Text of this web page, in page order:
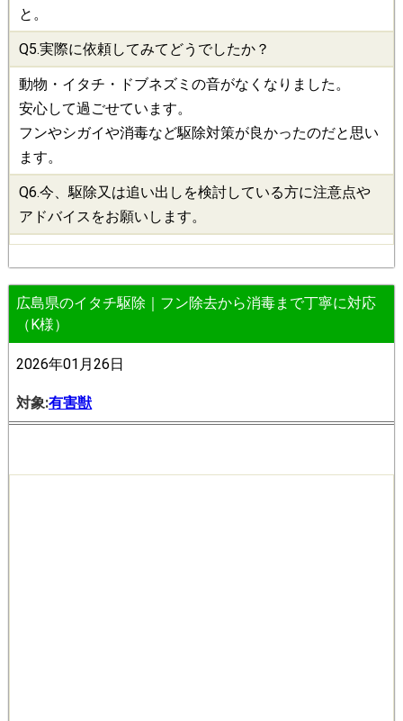
と。
Q5.実際に依頼してみてどうでしたか？
動物・イタチ・ドブネズミの音がなくなりました。
安心して過ごせています。
フンやシガイや消毒など駆除対策が良かったのだと思い
ます。
Q6.今、駆除又は追い出しを検討している方に注意点や
アドバイスをお願いします。
広島県のイタチ駆除｜フン除去から消毒まで丁寧に対応
（K様）
2026年01月26日
対象:有害獣